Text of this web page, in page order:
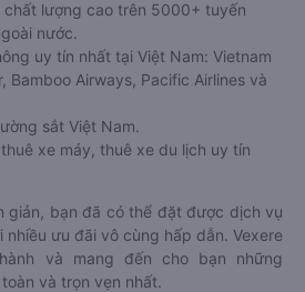
chất lượng cao trên 5000+ tuyến
nước.
uy tín nhất tại Việt Nam: Vietnam
Bamboo Airways, Pacific Airlines và
sắt Việt Nam.
xe máy, thuê xe du lịch uy tín
giản, bạn đã có thể đặt được dịch vụ
nhiều ưu đãi vô cùng hấp dẫn. Vexere
và mang đến cho bạn những
và trọn vẹn nhất.